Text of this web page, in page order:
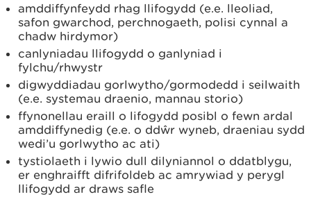
amddiffynfeydd rhag llifogydd (e.e. lleoliad,
safon gwarchod, perchnogaeth, polisi cynnal a
chadw hirdymor)
canlyniadau llifogydd o ganlyniad i
fylchu/rhwystr
digwyddiadau gorlwytho/gormodedd i seilwaith
(e.e. systemau draenio, mannau storio)
ffynonellau eraill o lifogydd posibl o fewn ardal
amddiffynedig (e.e. o ddŵr wyneb, draeniau sydd
wedi’u gorlwytho ac ati)
tystiolaeth i lywio dull dilyniannol o ddatblygu,
er enghraifft difrifoldeb ac amrywiad y perygl
llifogydd ar draws safle